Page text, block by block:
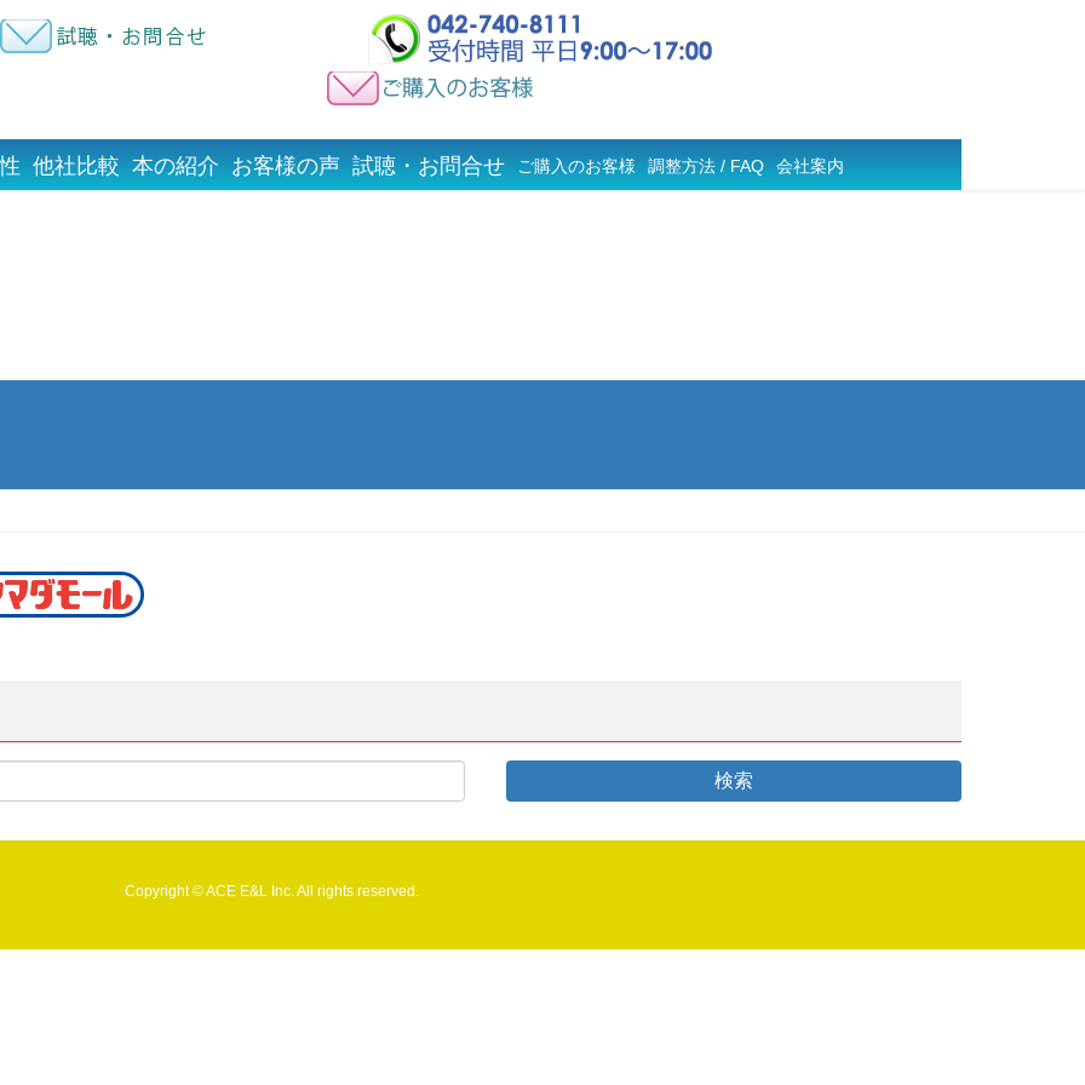
他社比較 本の紹介 お客様の声 試聴・お問合せ ご購入のお客様 調整方法 / FAQ 会社案内
Copyright © ACE E&L Inc. All rights reserved.